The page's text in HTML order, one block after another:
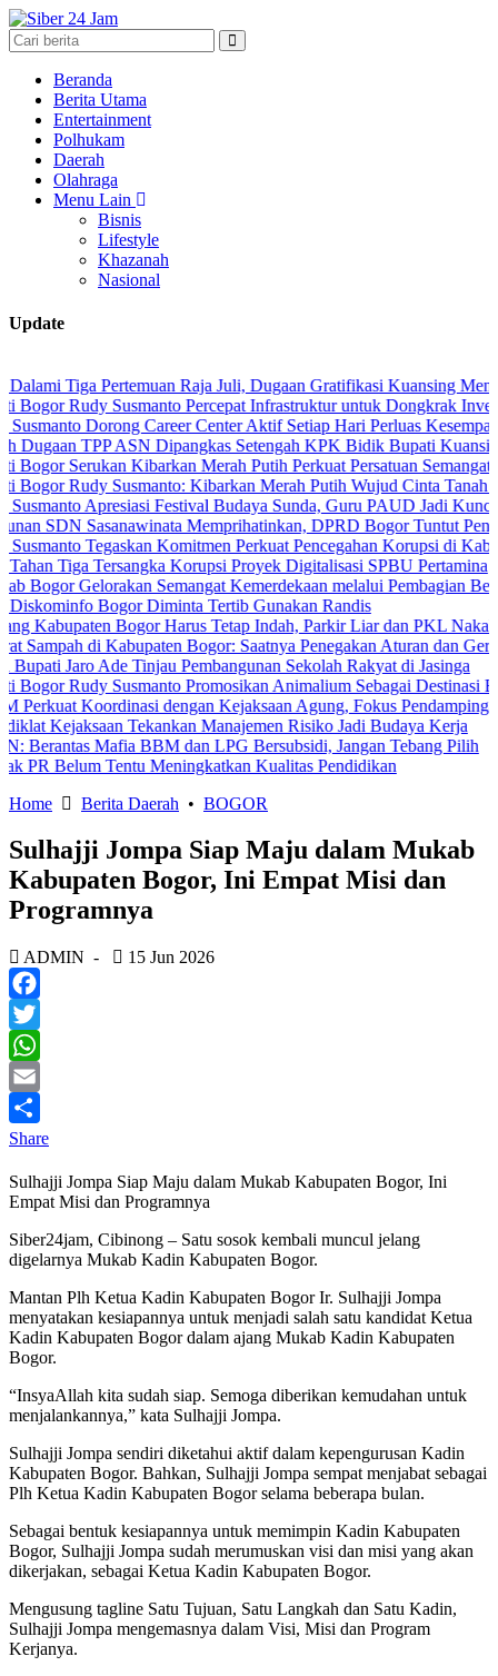
Beranda
Berita Utama
Entertainment
Polhukam
Daerah
Olahraga
Menu Lain
Bisnis
Lifestyle
Khazanah
Nasional
Update
Pertemuan Raja Juli, Dugaan Gratifikasi Kuansing Menguat
Susmanto Percepat Infrastruktur untuk Dongkrak Investasi
Dorong Career Center Aktif Setiap Hari Perluas Kesempatan Kerja
TPP ASN Dipangkas Setengah KPK Bidik Bupati Kuansing
Kibarkan Merah Putih Perkuat Persatuan Semangat
Susmanto: Kibarkan Merah Putih Wujud Cinta Tanah Air
Apresiasi Festival Budaya Sunda, Guru PAUD Jadi Kunci
Sasanawinata Memprihatinkan, DPRD Bogor Tuntut Penanganan
Tegaskan Komitmen Perkuat Pencegahan Korupsi di Kabupaten
Tersangka Korupsi Proyek Digitalisasi SPBU Pertamina
Semangat Kemerdekaan melalui Pembagian Bendera
Bogor Diminta Tertib Gunakan Randis
Bogor Harus Tetap Indah, Parkir Liar dan PKL Nakal Wajib
di Kabupaten Bogor: Saatnya Penegakan Aturan dan Gerakan
Ade Tinjau Pembangunan Sekolah Rakyat di Jasinga
Susmanto Promosikan Animalium Sebagai Destinasi Edukasi
dengan Kejaksaan Agung, Fokus Pendampingan Hukum
Tekankan Manajemen Risiko Jadi Budaya Kerja
Mafia BBM dan LPG Bersubsidi, Jangan Tebang Pilih
Tentu Meningkatkan Kualitas Pendidikan
Home
Berita Daerah • BOGOR
Sulhajji Jompa Siap Maju dalam Mukab
Kabupaten Bogor, Ini Empat Misi dan
Programnya
ADMIN - 15 Jun 2026
Facebook
Twitter
WhatsApp
Email
Share
Sulhajji Jompa Siap Maju dalam Mukab Kabupaten Bogor, Ini
Empat Misi dan Programnya
Siber24jam, Cibinong – Satu sosok kembali muncul jelang
digelarnya Mukab Kadin Kabupaten Bogor.
Mantan Plh Ketua Kadin Kabupaten Bogor Ir. Sulhajji Jompa
menyatakan kesiapannya untuk menjadi salah satu kandidat Ketua
Kadin Kabupaten Bogor dalam ajang Mukab Kadin Kabupaten
Bogor.
“InsyaAllah kita sudah siap. Semoga diberikan kemudahan untuk
menjalankannya,” kata Sulhajji Jompa.
Sulhajji Jompa sendiri diketahui aktif dalam kepengurusan Kadin
Kabupaten Bogor. Bahkan, Sulhajji Jompa sempat menjabat sebagai
Plh Ketua Kadin Kabupaten Bogor selama beberapa bulan.
Sebagai bentuk kesiapannya untuk memimpin Kadin Kabupaten
Bogor, Sulhajji Jompa sudah merumuskan visi dan misi yang akan
dikerjakan, sebagai Ketua Kadin Kabupaten Bogor.
Mengusung tagline Satu Tujuan, Satu Langkah dan Satu Kadin,
Sulhajji Jompa mengemasnya dalam Visi, Misi dan Program
Kerjanya.